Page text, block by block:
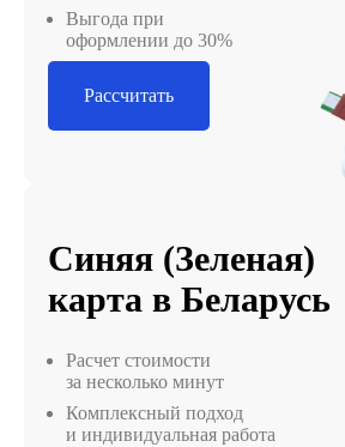
Выгода при
оформлении до 30%
Рассчитать
Синяя (Зеленая)
карта в Беларусь
Расчет стоимости
за несколько минут
Комплексный подход
и индивидуальная работа